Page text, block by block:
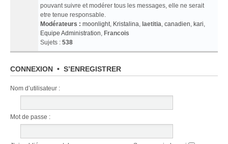
pouvant suivre et modérer tous les messages, elle ne serait
etre tenue responsable.
Modérateurs : moonlight, Kristalina, laetitia, canadien, kari,
Equipe Administration, Francois
Sujets : 538
CONNEXION • S’ENREGISTRER
Nom d’utilisateur :
Mot de passe :